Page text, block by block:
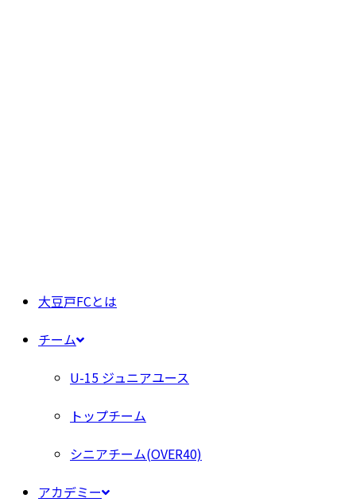
大豆戸FCとは
チーム
U-15 ジュニアユース
トップチーム
シニアチーム(OVER40)
アカデミー